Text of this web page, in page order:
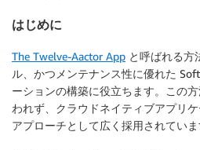
はじめに
The Twelve-Aactor App と呼ばれる方
ル、かつメンテナンス性に優れた
ーションの構築に役立ちます。この
われず、クラウドネイティブアプリ
アプローチとして広く採用されていま